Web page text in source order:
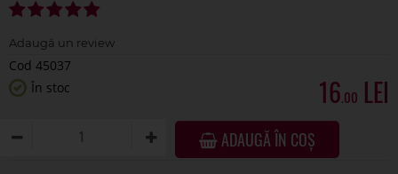
Cod 45037
În stoc
16.00
ADAUGĂ ÎN COȘ